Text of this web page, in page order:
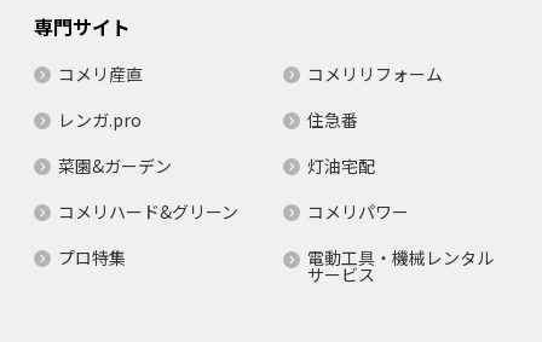
専門サイト
コメリ産直
コメリリフォーム
レンガ.pro
住急番
菜園&ガーデン
灯油宅配
コメリハード&グリーン
コメリパワー
プロ特集
電動工具・機械レンタル
サービス